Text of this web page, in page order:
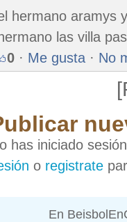
hermano aramys
hermano las villa
0 · Me gusta · No
has iniciado
o registrate
En